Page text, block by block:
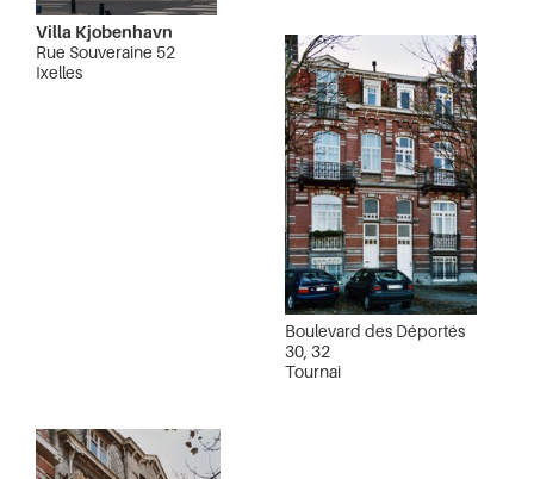
Villa Kjobenhavn
Rue Souveraine 52
Ixelles
Boulevard des Déportés
30, 32
Tournai